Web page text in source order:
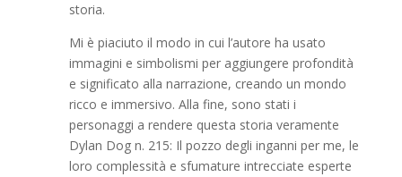
storia.
Mi è piaciuto il modo in cui l’autore ha usato
immagini e simbolismi per aggiungere profondità
e significato alla narrazione, creando un mondo
ricco e immersivo. Alla fine, sono stati i
personaggi a rendere questa storia veramente
Dylan Dog n. 215: Il pozzo degli inganni per me, le
loro complessità e sfumature intrecciate esperte